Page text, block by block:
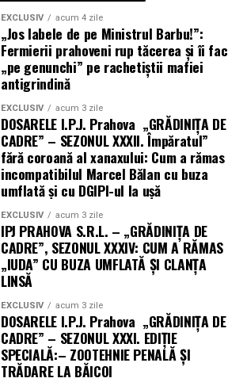
EXCLUSIV acum 4 zile
„Jos labele de pe Ministrul Barbu!”:
Fermierii prahoveni rup tăcerea și îi fac
„pe genunchi” pe rachetiștii mafiei
antigrindină
EXCLUSIV acum 3 zile
DOSARELE I.P.J. Prahova „GRĂDINIȚA DE
CADRE” – SEZONUL XXXII. Împăratul”
fără coroană al xanaxului: Cum a rămas
incompatibilul Marcel Bălan cu buza
umflată și cu DGIPI-ul la ușă
EXCLUSIV acum 3 zile
IPJ PRAHOVA S.R.L. – „GRĂDINIȚA DE
CADRE”, SEZONUL XXXIV: CUM A RĂMAS
„IUDA” CU BUZA UMFLATĂ ȘI CLANȚA
LINSĂ
EXCLUSIV acum 3 zile
DOSARELE I.P.J. Prahova „GRĂDINIȚA DE
CADRE” – SEZONUL XXXI. EDIȚIE
SPECIALĂ:– ZOOTEHNIE PENALĂ ȘI
TRĂDARE LA BĂICOI